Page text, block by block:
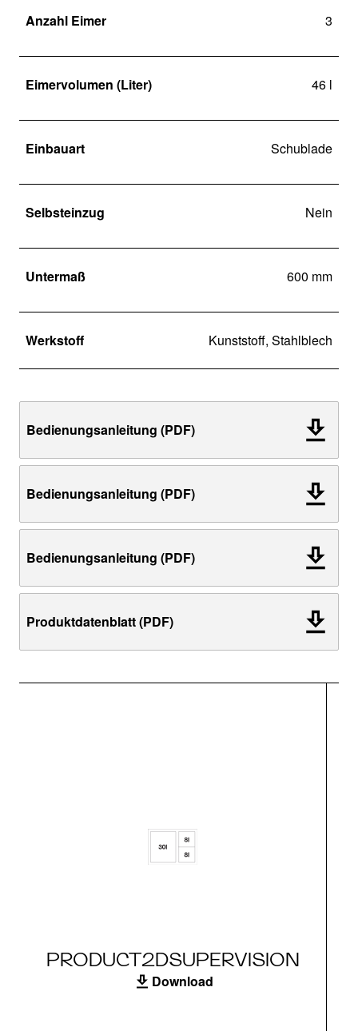
Anzahl Eimer 3
Eimervolumen (Liter) 46 l
Einbauart Schublade
Selbsteinzug Nein
Untermaß 600 mm
Werkstoff Kunststoff, Stahlblech
Bedienungsanleitung (PDF)
Bedienungsanleitung (PDF)
Bedienungsanleitung (PDF)
Produktdatenblatt (PDF)
PRODUCT2DSUPERVISION
Download